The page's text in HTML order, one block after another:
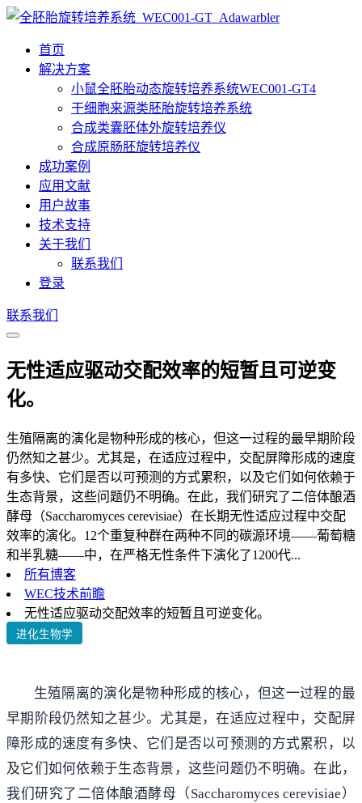
首页
解决方案
小鼠全胚胎动态旋转培养系统WEC001-GT4
干细胞来源类胚胎旋转培养系统
合成类囊胚体外旋转培养仪
合成原肠胚旋转培养仪
成功案例
应用文献
用户故事
技术支持
关于我们
联系我们
登录
联系我们
无性适应驱动交配效率的短暂且可逆变
化。
生殖隔离的演化是物种形成的核心，但这一过程的最早期阶段
仍然知之甚少。尤其是，在适应过程中，交配屏障形成的速度
有多快、它们是否以可预测的方式累积，以及它们如何依赖于
生态背景，这些问题仍不明确。在此，我们研究了二倍体酿酒
酵母（Saccharomyces cerevisiae）在长期无性适应过程中交配
效率的演化。12个重复种群在两种不同的碳源环境——葡萄糖
和半乳糖——中，在严格无性条件下演化了1200代...
所有博客
WEC技术前瞻
无性适应驱动交配效率的短暂且可逆变化。
进化生物学
生殖隔离的演化是物种形成的核心，但这一过程的最
早期阶段仍然知之甚少。尤其是，在适应过程中，交配屏
障形成的速度有多快、它们是否以可预测的方式累积，以
及它们如何依赖于生态背景，这些问题仍不明确。在此，
我们研究了二倍体酿酒酵母（Saccharomyces cerevisiae）